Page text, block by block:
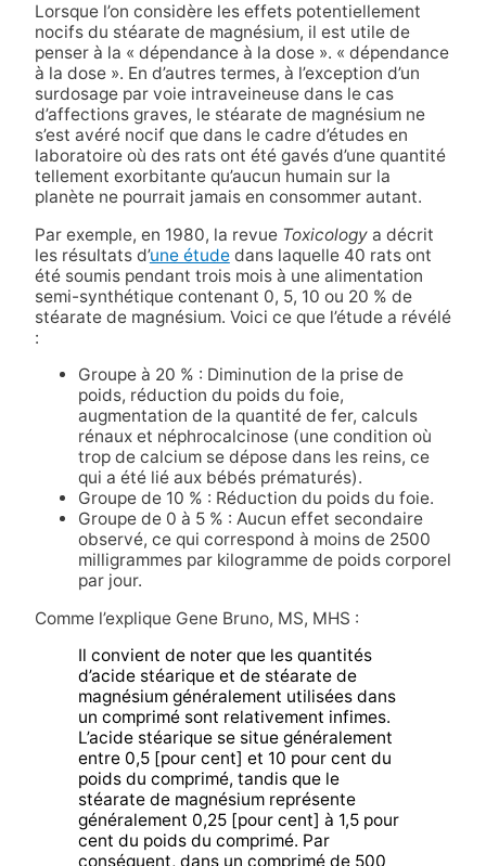
Lorsque l’on considère les effets potentiellement
nocifs du stéarate de magnésium, il est utile de
penser à la « dépendance à la dose ». « dépendance
à la dose ». En d’autres termes, à l’exception d’un
surdosage par voie intraveineuse dans le cas
d’affections graves, le stéarate de magnésium ne
s’est avéré nocif que dans le cadre d’études en
laboratoire où des rats ont été gavés d’une quantité
tellement exorbitante qu’aucun humain sur la
planète ne pourrait jamais en consommer autant.
Par exemple, en 1980, la revue Toxicologya décrit
les résultats d’une étudedans laquelle 40 rats ont
été soumis pendant trois mois à une alimentation
semi-synthétique contenant 0, 5, 10 ou 20 % de
stéarate de magnésium. Voici ce que l’étude a révélé
:
Groupe à 20 % : Diminution de la prise de
poids, réduction du poids du foie,
augmentation de la quantité de fer, calculs
rénaux et néphrocalcinose (une condition où
trop de calcium se dépose dans les reins, ce
qui a été lié aux bébés prématurés).
Groupe de 10 % : Réduction du poids du foie.
Groupe de 0 à 5 % : Aucun effet secondaire
observé, ce qui correspond à moins de 2500
milligrammes par kilogramme de poids corporel
par jour.
Comme l’explique Gene Bruno, MS, MHS :
Il convient de noter que les quantités
d’acide stéarique et de stéarate de
magnésium généralement utilisées dans
un comprimé sont relativement infimes.
L’acide stéarique se situe généralement
entre 0,5 [pour cent] et 10 pour cent du
poids du comprimé, tandis que le
stéarate de magnésium représente
généralement 0,25 [pour cent] à 1,5 pour
cent du poids du comprimé. Par
conséquent, dans un comprimé de 500